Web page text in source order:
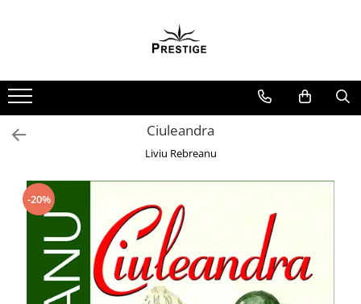
Noutati
Promotii
Pachete Speciale Carti
Arte Divinatorii
Astrologie
Chiromantie
Dezvoltare Spirituala
KidConnection
Ciuleandra
Liviu Rebreanu
-20%